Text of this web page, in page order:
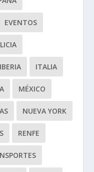
EVENTOS
IBERIA ITALIA
MÉXICO
NUEVA YORK
RENFE